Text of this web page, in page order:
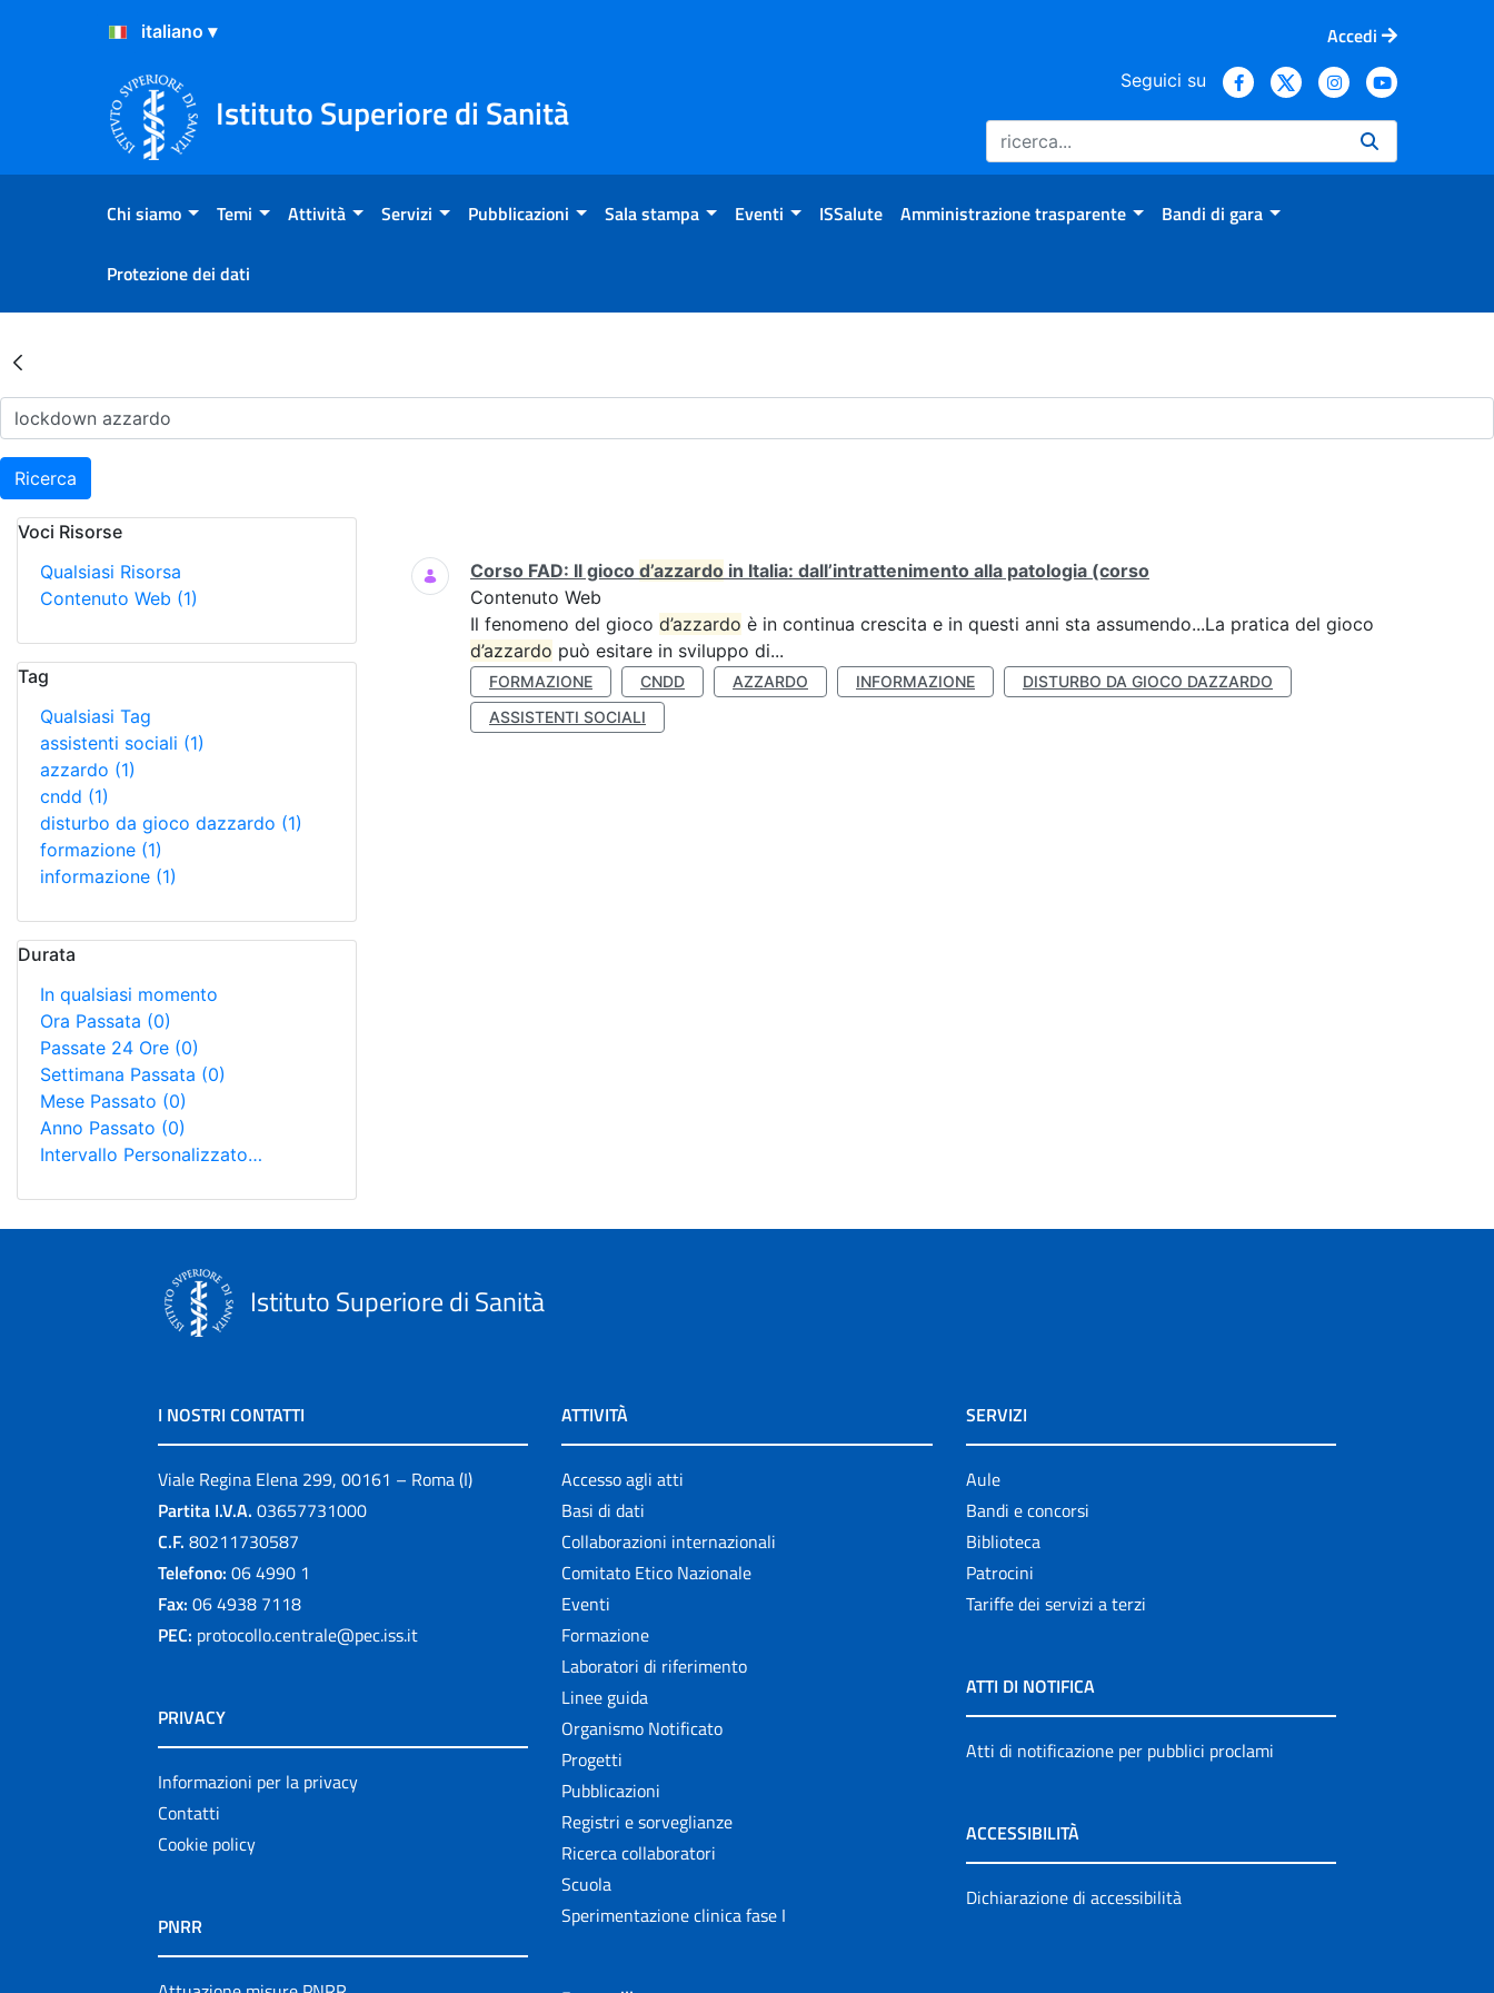
Salta al Contenuto
Salta al Footer
Accedi
Istituto Superiore di Sanità
Seguici su
Chi siamo Temi Attività Servizi Pubblicazioni Sala stampa Eventi ISSalute Amministrazione trasparente Bandi di gara
Protezione dei dati
Risultati della Ricerca - Archivio
Ricerca
Voci Risorse
Qualsiasi Risorsa
Contenuto Web (1)
Tag
Qualsiasi Tag
assistenti sociali (1)
azzardo (1)
cndd (1)
disturbo da gioco dazzardo (1)
formazione (1)
informazione (1)
Durata
In qualsiasi momento
Ora Passata (0)
Passate 24 Ore (0)
Settimana Passata (0)
Mese Passato (0)
Anno Passato (0)
Intervallo Personalizzato…
Ricerca
Corso FAD: Il gioco d’azzardo in Italia: dall’intrattenimento alla patologia (corso
Contenuto Web
Il fenomeno del gioco d’azzardo è in continua crescita e in questi anni sta assumendo...La pratica del gioco
d’azzardo può esitare in sviluppo di...
FORMAZIONE CNDD AZZARDO INFORMAZIONE
DISTURBO DA GIOCO DAZZARDO
ASSISTENTI SOCIALI
Istituto Superiore di Sanità
I NOSTRI CONTATTI
Viale Regina Elena 299, 00161 – Roma (I)
Partita I.V.A. 03657731000
C.F. 80211730587
Telefono: 06 4990 1
Fax: 06 4938 7118
PEC: protocollo.centrale@pec.iss.it
PRIVACY
Informazioni per la privacy
Contatti
Cookie policy
PNRR
ATTIVITÀ
Accesso agli atti
Basi di dati
Collaborazioni internazionali
Comitato Etico Nazionale
Eventi
Formazione
Laboratori di riferimento
Linee guida
Organismo Notificato
Progetti
Pubblicazioni
Registri e sorveglianze
Ricerca collaboratori
Scuola
Sperimentazione clinica fase I
SERVIZI
Aule
Bandi e concorsi
Biblioteca
Patrocini
Tariffe dei servizi a terzi
ATTI DI NOTIFICA
Atti di notificazione per pubblici proclami
ACCESSIBILITÀ
Dichiarazione di accessibilità